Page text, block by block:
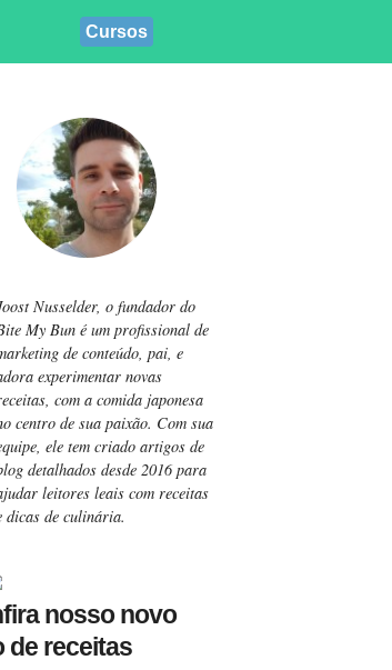
Cursos
Nusselder, o fundador do
My Bun é um profissional de
de conteúdo, pai, e
experimentar novas
com a comida japonesa
centro de sua paixão. Com sua
ele tem criado artigos de
detalhados desde 2016 para
leitores leais com receitas
dicas de culinária.
nosso novo
de receitas